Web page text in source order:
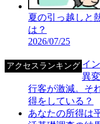
夏の引っ越しと
は？
2026/07/25
アクセスランキング イ
異
行客が激減。そ
得をしている？
あなたの所得は